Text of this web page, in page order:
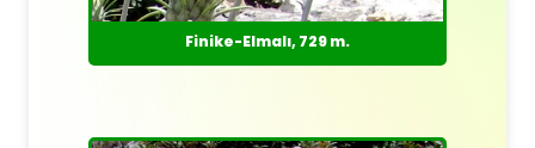
Finike-Elmalı, 729 m.